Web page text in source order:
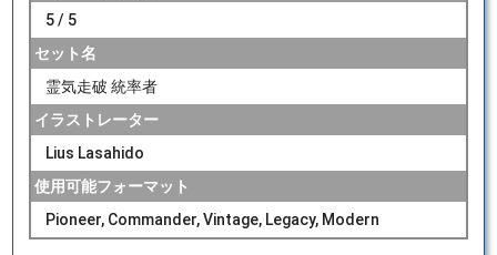
5 / 5
セット名
霊気走破 統率者
イラストレーター
Lius Lasahido
使用可能フォーマット
Pioneer, Commander, Vintage, Legacy, Modern